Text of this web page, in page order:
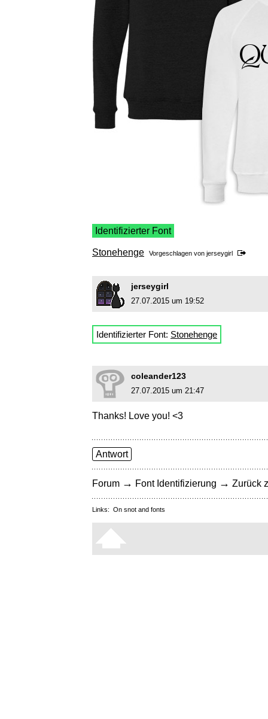
Identifizierter Font
Stonehenge Vorgeschlagen von jerseygirl
jerseygirl
27.07.2015 um 19:52
Identifizierter Font: Stonehenge
coleander123
27.07.2015 um 21:47
Thanks! Love you! <3
Antwort
Forum → Font Identifizierung → Zurück
Links: On snot and fonts